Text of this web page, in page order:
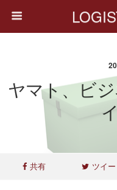
ヤマト、ビ
共有 ツイー